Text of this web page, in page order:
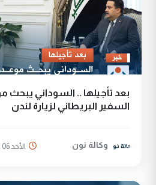
بعد تأجيلها .. السوداني يبحث
السفير البريطاني لزيارة لندن
وكالة نون الأحد 06 تشرين الاول 2024